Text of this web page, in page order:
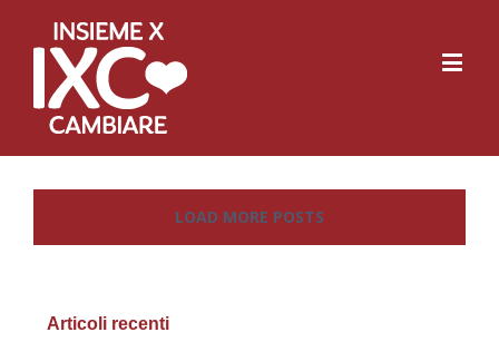
LOAD MORE POSTS
Articoli recenti